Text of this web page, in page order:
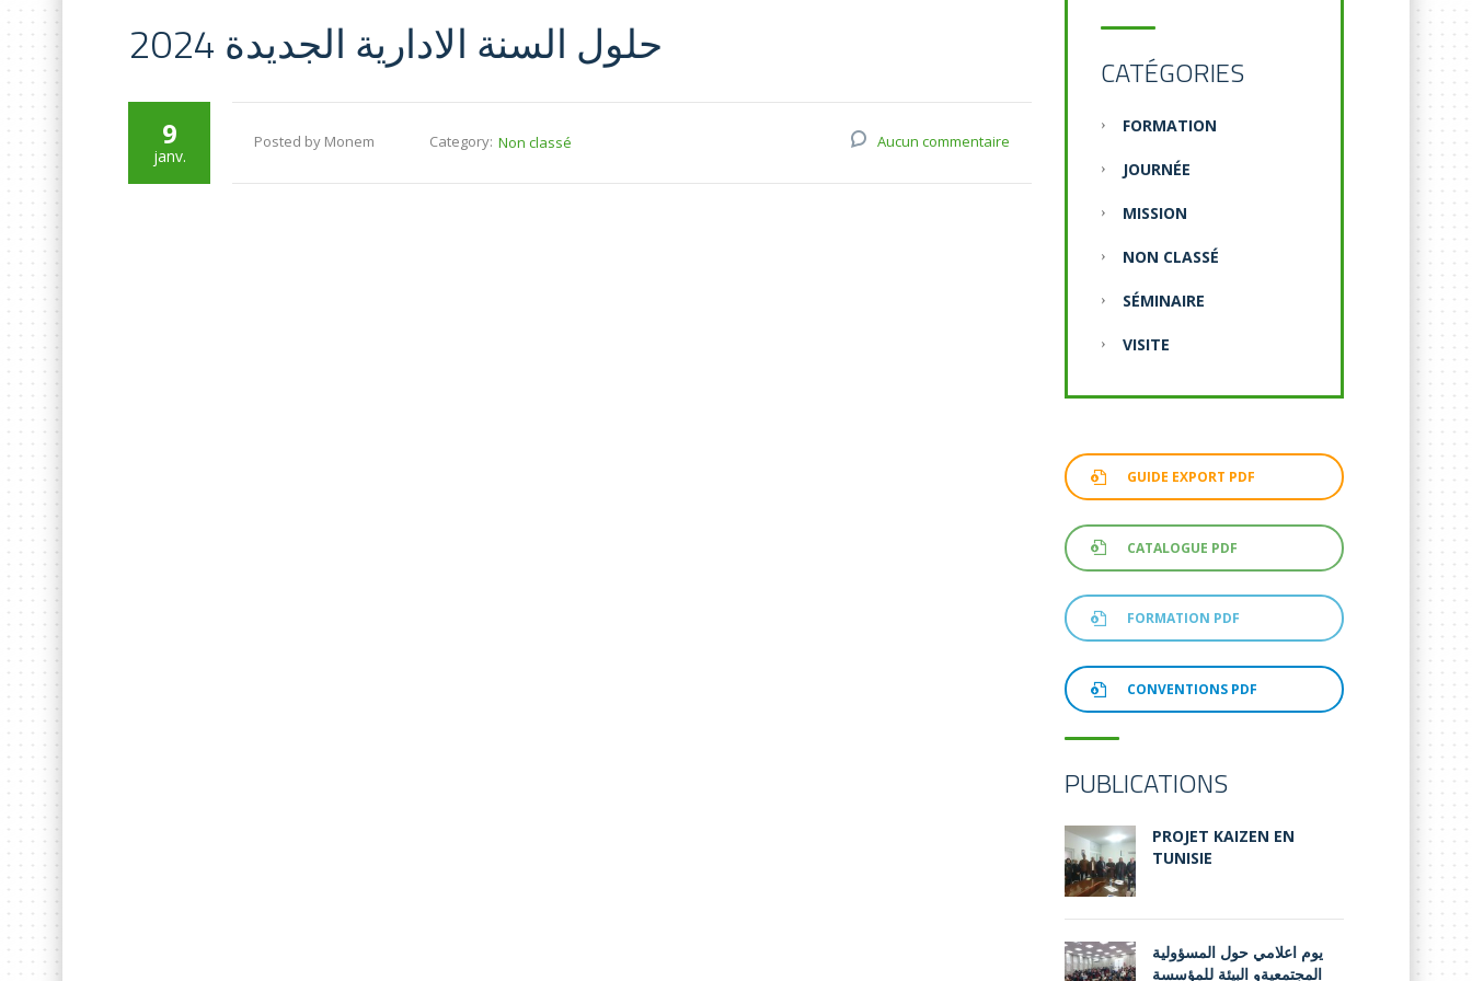
حلول السنة الادارية الجديدة 2024
9
janv.
Posted by Monem Category: Non classé Aucun commentaire
CATÉGORIES
FORMATION
JOURNÉE
MISSION
NON CLASSÉ
SÉMINAIRE
VISITE
GUIDE EXPORT PDF
CATALOGUE PDF
FORMATION PDF
CONVENTIONS PDF
PUBLICATIONS
PROJET KAIZEN EN
TUNISIE
يوم اعلامي حول المسؤولية
المجتمعيةو البيئة للمؤسسة